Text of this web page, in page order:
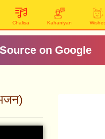
Chalisa Kahaniyan
on Google